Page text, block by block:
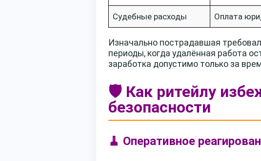
Судебные расходы Оплата
Изначально пострадавшая
периоды, когда удалённая работа
заработка допустимо только за
🛡️ Как ритейлу
безопасности
🧹 Оперативное